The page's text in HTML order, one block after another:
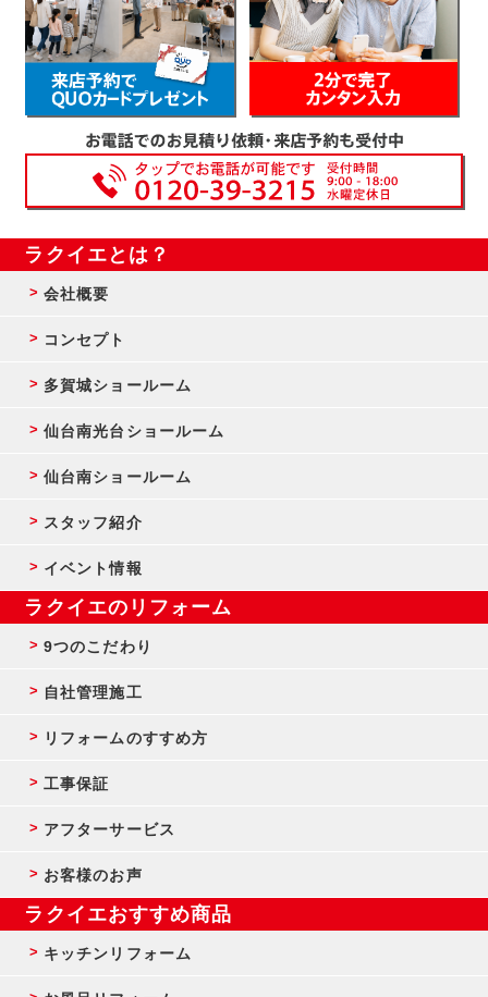
ラクイエとは？
会社概要
コンセプト
多賀城ショールーム
仙台南光台ショールーム
仙台南ショールーム
スタッフ紹介
イベント情報
ラクイエのリフォーム
9つのこだわり
自社管理施工
リフォームのすすめ方
工事保証
アフターサービス
お客様のお声
ラクイエおすすめ商品
キッチンリフォーム